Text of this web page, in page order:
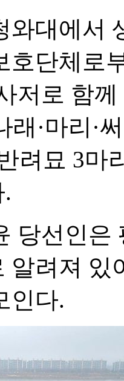
와대에서
호단체로
저로 함
래·마리·
려묘 3마
당선인은
알려져 있
인다.